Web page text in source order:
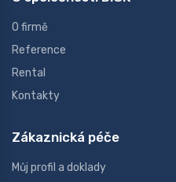
O firmě
Reference
Rental
Kontakty
Zákaznická péče
Můj profil a doklady